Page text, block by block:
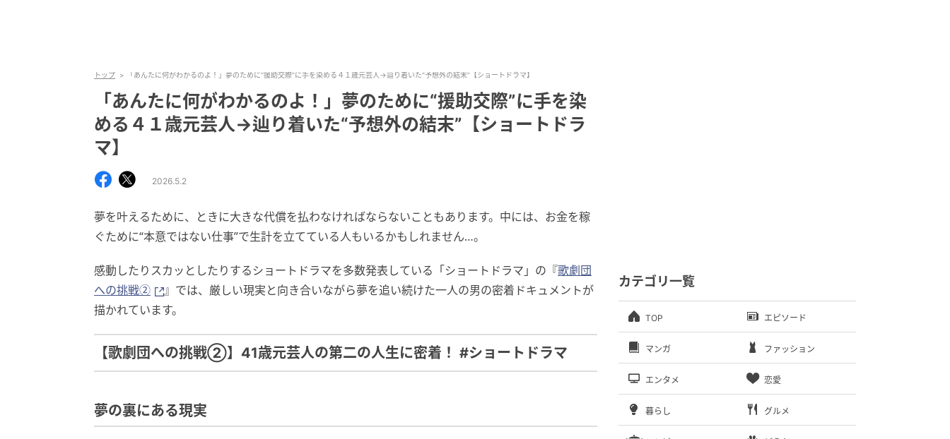
トップ 「あんたに何がわかるのよ！」夢のために“援助交際”に手を染める４１歳元芸人→辿り着いた“予想外の結末”【ショートドラマ】
「あんたに何がわかるのよ！」夢のために“援助交際”に手を染
める４１歳元芸人→辿り着いた“予想外の結末”【ショートドラ
マ】
2026.5.2
夢を叶えるために、ときに大きな代償を払わなければならないこともあります。中には、お金を稼
ぐために“本意ではない仕事”で生計を立てている人もいるかもしれません…。
感動したりスカッとしたりするショートドラマを多数発表している「ショートドラマ」の『歌劇団
への挑戦②
』では、厳しい現実と向き合いながら夢を追い続けた一人の男の密着ドキュメントが
描かれています。
【歌劇団への挑戦②】41歳元芸人の第二の人生に密着！ #ショートドラマ
夢の裏にある現実
カテゴリ一覧
TOP エピソード
マンガ ファッション
エンタメ 恋愛
暮らし グルメ